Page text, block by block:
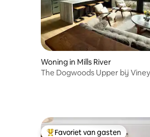
Woning in Mills River
The Dogwoods Upper bij
Favoriet van gasten